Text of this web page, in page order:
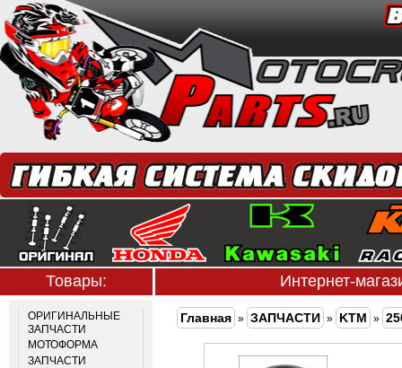
Товары: Интернет-
ОРИГИНАЛЬНЫЕ
ЗАПЧАСТИ
МОТОФОРМА
ЗАПЧАСТИ
Главная » ЗАПЧАСТИ » KTM »